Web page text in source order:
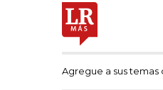
Agregue a sus temas